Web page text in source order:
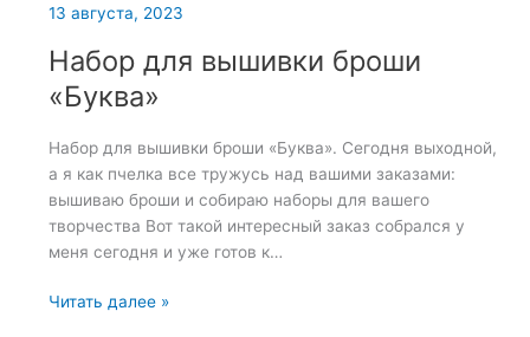
13 августа, 2023
Набор для вышивки броши
«Буква»
Набор для вышивки броши «Буква». Сегодня выходной,
а я как пчелка все тружусь над вашими заказами:
вышиваю броши и собираю наборы для вашего
творчества Вот такой интересный заказ собрался у
меня сегодня и уже готов к…
Набор
Читать далее »